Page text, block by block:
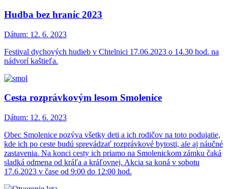
Hudba bez hraníc 2023
Dátum: 12. 6. 2023
Festival dychových hudieb v Chtelnici 17.06.2023 o 14.30 hod. na
nádvorí kaštieľa.
Cesta rozprávkovým lesom Smolenice
Dátum: 12. 6. 2023
Obec Smolenice pozýva všetky deti a ich rodičov na toto podujatie,
kde ich po ceste budú sprevádzať rozprávkové bytosti, ale aj náučné
zastavenia. Na konci cesty ich priamo na Smolenickom zámku čaká
sladká odmena od kráľa a kráľovnej. Akcia sa koná v sobotu
17.6.2023 v čase od 9:00 do 12:00 hod.